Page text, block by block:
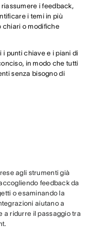
i feedback,
i temi in più
chiari o modifiche
punti chiave e i piani di
in modo che tutti
senza bisogno di
agli strumenti già
feedback da
o esaminando la
aiutano a
a ridurre il passaggio tra